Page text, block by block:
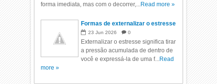
forma imediata, mas com o decorrer,... Read more »
Formas de externalizar o estresse
23 Jun 2026 0
Externalizar o estresse significa tirar
a pressão acumulada de dentro de
você e expressá-la de uma f... Read
more »